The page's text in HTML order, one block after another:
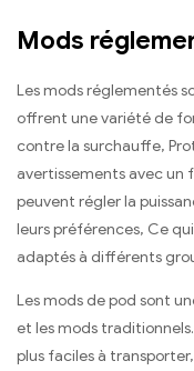
Mods
Les mods réglementés
offrent une variété de
contre la surchauffe,
avertissements avec un
peuvent régler la
leurs préférences, Ce
adaptés à différents
Les mods de pod sont
et les mods
plus faciles à